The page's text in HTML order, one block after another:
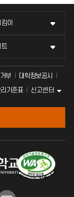
이
트
부
대학정보공시
기준표 신고센터